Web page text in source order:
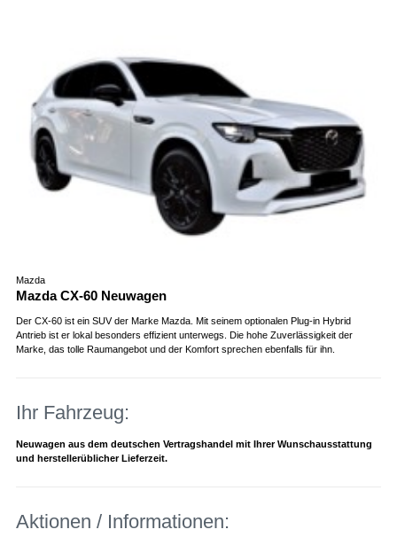
Mazda
Mazda CX-60 Neuwagen
Der CX-60 ist ein SUV der Marke Mazda. Mit seinem optionalen Plug-in Hybrid
Antrieb ist er lokal besonders effizient unterwegs. Die hohe Zuverlässigkeit der
Marke, das tolle Raumangebot und der Komfort sprechen ebenfalls für ihn.
Ihr Fahrzeug:
Neuwagen aus dem deutschen Vertragshandel mit Ihrer Wunschausstattung
und herstellerüblicher Lieferzeit.
Aktionen / Informationen: